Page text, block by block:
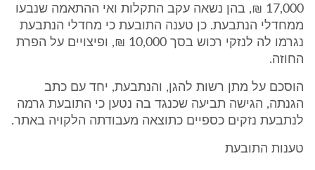
17,000 ₪, בהן נשאה עקב התקלות ואי ההתאמה שנבעו
ממחדלי הנתבעת. כן טענה התובעת כי מחדלי הנתבעת
נגרמו לה לנזקי רכוש בסך 10,000 ₪, ופיצויים על הפרת
החוזה.
הוסכם על מתן רשות להגן, והנתבעת, יחד עם כתב
הגנתה, הגישה תביעה שכנגד בה נטען כי התובעת גרמה
לנתבעת נזקים כספיים כתוצאה מעבודתה הלקויה באתר.
טענות התובעת